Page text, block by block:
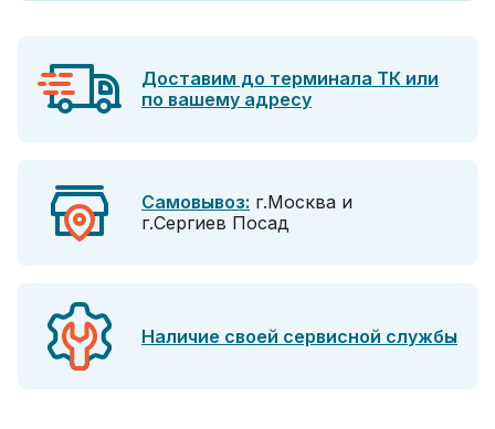
Доставим до терминала ТК или
по вашему адресу
Самовывоз: г.Москва и
г.Сергиев Посад
Наличие своей сервисной службы